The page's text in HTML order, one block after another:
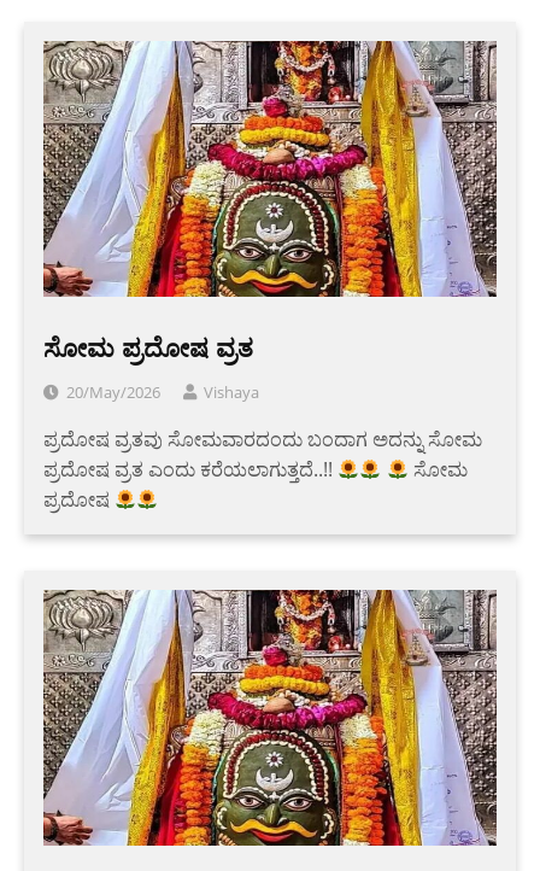
ಸೋಮ ಪ್ರದೋಷ ವ್ರತ
20/May/2026 Vishaya
ಪ್ರದೋಷ ವ್ರತವು ಸೋಮವಾರದಂದು ಬಂದಾಗ ಅದನ್ನು ಸೋಮ
ಪ್ರದೋಷ ವ್ರತ ಎಂದು ಕರೆಯಲಾಗುತ್ತದೆ..!!
ಸೋಮ
ಪ್ರದೋಷ